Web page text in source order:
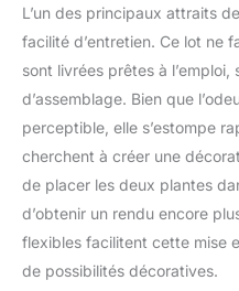
L’un des principaux attraits
facilité d’entretien. Ce lot ne
sont livrées prêtes à
d’assemblage. Bien que
perceptible, elle s’estompe
cherchent à créer une
de placer les deux plantes
d’obtenir un rendu encore
flexibles facilitent cette mise
de possibilités décoratives.